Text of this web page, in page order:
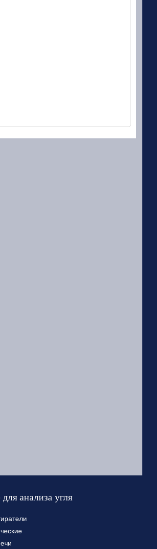
анализа угля